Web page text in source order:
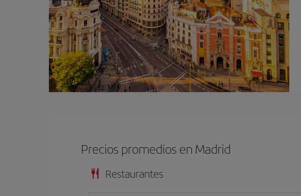
Precios promedios en Madrid
Restaurantes